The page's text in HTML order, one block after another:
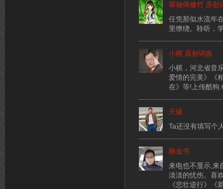
翠袖倚修竹 原创
任凭那似水流年
里缭绕。聆听，
小棋 原创词曲
小棋，河北省音
爱情的完美》《
在》等!上传酷狗
天缘
Ta还没有填写个
杨金书
来电也不显示,来
淡淡的忧伤。喜
《悲壮逆行》《